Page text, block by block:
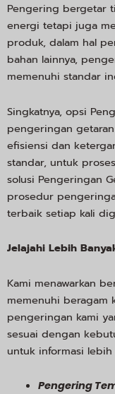
Pengering bergetar
energi tetapi juga
produk, dalam hal
bahan lainnya,
memenuhi standar
Singkatnya, opsi
pengeringan
efisiensi dan
standar, untuk
solusi Pengeringan
prosedur
terbaik setiap kali
Jelajahi Lebih
Kami menawarkan
memenuhi beragam
pengeringan kami
sesuai dengan
untuk informasi lebih
Pengering